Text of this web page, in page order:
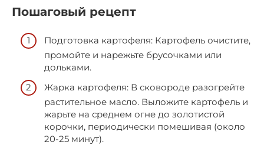
Пошаговый рецепт
Подготовка картофеля: Картофель очистите,
промойте и нарежьте брусочками или
дольками.
Жарка картофеля: В сковороде разогрейте
растительное масло. Выложите картофель и
жарьте на среднем огне до золотистой
корочки, периодически помешивая (около
20-25 минут).